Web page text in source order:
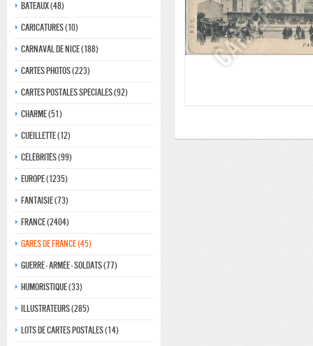
Bateaux (48)
Caricatures (10)
Carnaval de nice (188)
Cartes photos (223)
Cartes postales speciales (92)
Charme (51)
Cueillette (12)
Célébrités (99)
Europe (1235)
Fantaisie (73)
France (2404)
Gares de france (45)
Guerre - Armée - Soldats (77)
Humoristique (33)
Illustrateurs (285)
Lots de Cartes Postales (14)